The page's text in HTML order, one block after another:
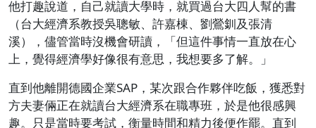
他打趣說道，自己就讀大學時，就買過台大四人幫的書
（台大經濟系教授吳聰敏、許嘉棟、劉鶯釧及張清
溪），儘管當時沒機會研讀，「但這件事情一直放在心
上，覺得經濟學好像很有意思，我想要多了解。」
直到他離開德國企業SAP，某次跟合作夥伴吃飯，獲悉對
方夫妻倆正在就讀台大經濟系在職專班，於是他很感興
趣。只是當時要考試，衡量時間和精力後便作罷。直到